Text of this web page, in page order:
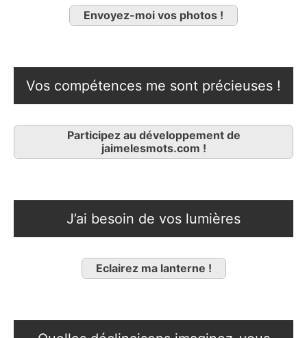
Envoyez-moi vos photos !
Vos compétences me sont précieuses !
Participez au développement de
jaimelesmots.com !
J’ai besoin de vos lumières
Eclairez ma lanterne !